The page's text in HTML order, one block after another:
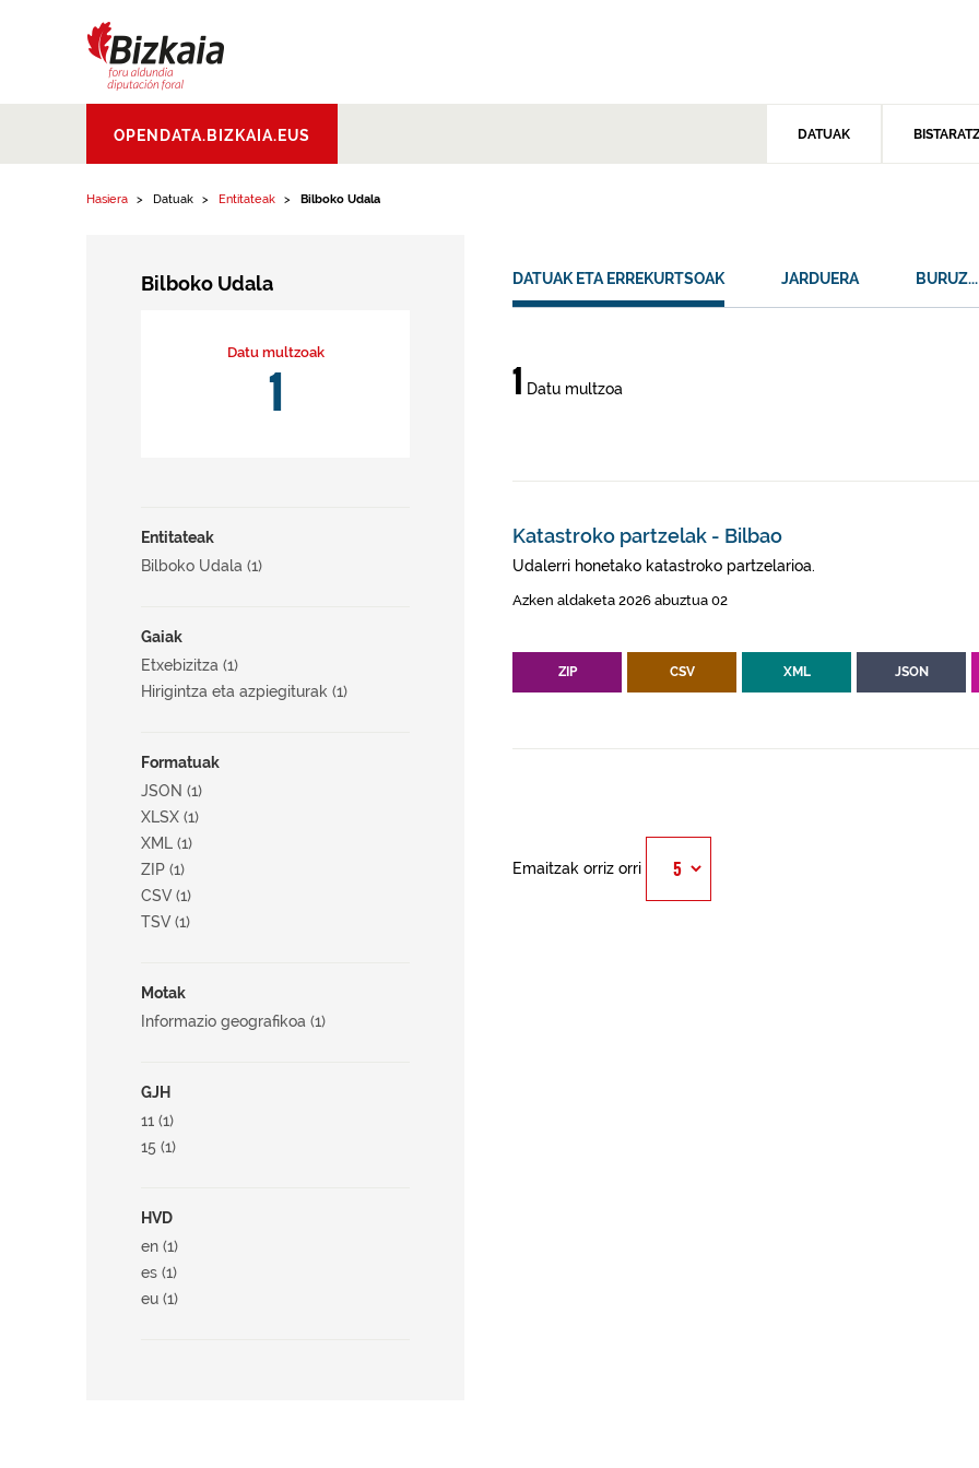
Aldundia.Diputacion
Foral de Bizkaia
OPENDATA.BIZKAIA.EUS DATUAK
Hasiera Datuak Entitateak Bilboko Udala
Bilboko Udala
Datu multzoak
1
Entitateak
Bilboko Udala (1)
Gaiak
Etxebizitza (1)
Hirigintza eta azpiegiturak (1)
Formatuak
JSON (1)
XLSX (1)
XML (1)
ZIP (1)
CSV (1)
TSV (1)
Motak
Informazio geografikoa (1)
GJH
11 (1)
15 (1)
HVD
en (1)
es (1)
eu (1)
DATUAK ETA ERREKURTSOAK JARDUERA BURUZ...
Datuak
eta
1 Datu multzoa
Katastroko partzelak - Bilbao
Udalerri honetako katastroko partzelarioa.
Azken aldaketa 2026 abuztua 02
ZIP CSV XML JSON
Emaitzak orriz orri